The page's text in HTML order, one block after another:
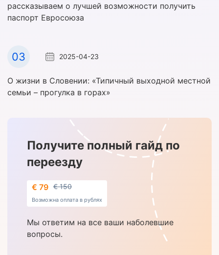
рассказываем о лучшей возможности получить
паспорт Евросоюза
03 2025-04-23
О жизни в Словении: «Типичный выходной местной
семьи – прогулка в горах»
Получите полный гайд по
переезду
€ 79 € 150
Возможна оплата в рублях
Мы ответим на все ваши наболевшие
вопросы.